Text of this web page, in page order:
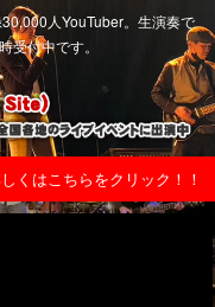
人YouTuber。生演奏で
受付中です。
くはこちらをクリック！！